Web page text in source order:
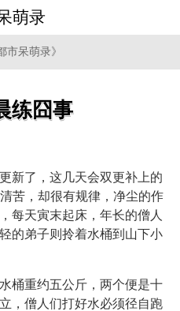
萌录
市呆萌录》
练囧事
新了，这几天会双更补上的
苦，却很有规律，净尘的作
每天寅末起床，年长的僧人
的弟子则拎着水桶到山下小
桶重约五公斤，两个便是十
，僧人们打好水必须径自跑